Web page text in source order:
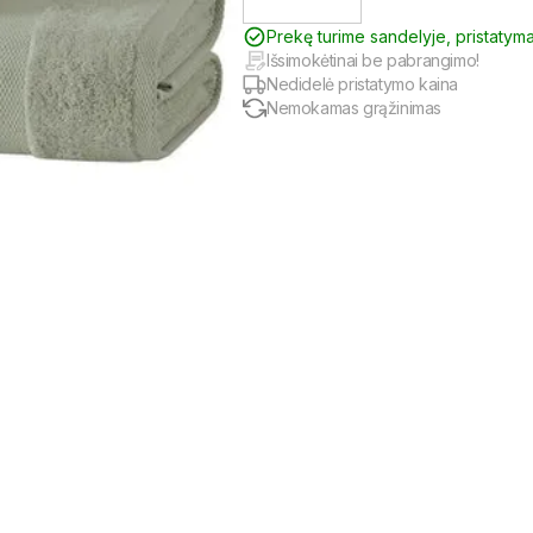
Prekę turime sandelyje,
Išsimokėtinai be pabrangimo!
Nedidelė pristatymo kaina
Nemokamas grąžinimas